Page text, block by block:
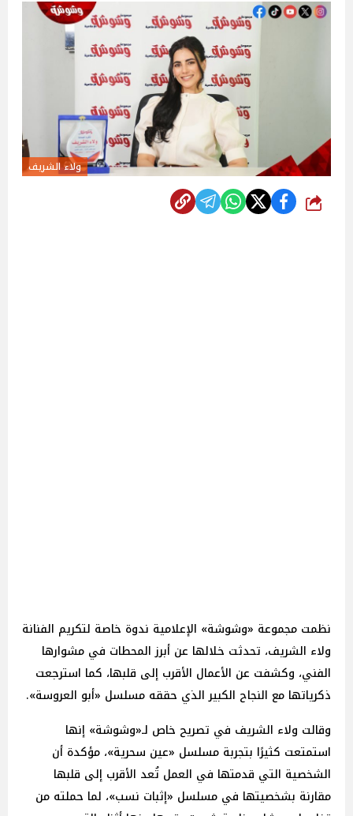
ولاء الشريف
شارك
نظمت مجموعة «وشوشة» الإعلامية ندوة خاصة لتكريم الفنانة
ولاء الشريف، تحدثت خلالها عن أبرز المحطات في مشوارها
الفني، وكشفت عن الأعمال الأقرب إلى قلبها، كما استرجعت
ذكرياتها مع النجاح الكبير الذي حققه مسلسل «أبو العروسة».
وقالت ولاء الشريف في تصريح خاص لـ«وشوشة» إنها
استمتعت كثيرًا بتجربة مسلسل «عين سحرية»، مؤكدة أن
الشخصية التي قدمتها في العمل تُعد الأقرب إلى قلبها
مقارنة بشخصيتها في مسلسل «إثبات نسب»، لما حملته من